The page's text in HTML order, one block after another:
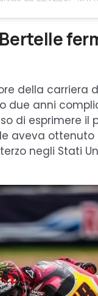
della carriera
due anni
di esprimere il
aveva
negli Stati